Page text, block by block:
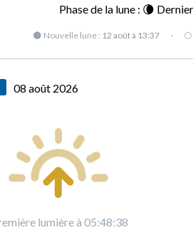
Phase de la lune : 🌘
🌑 Nouvelle lune : 12 août à 13:37 ·
08 août 2026
lumière à 05:48:38